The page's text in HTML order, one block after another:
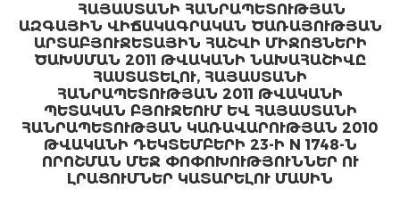
ՀԱՅԱՍՏԱՆԻ ՀԱՆՐԱՊԵՏՈՒԹՅԱՆ
ԱԶԳԱՅԻՆ ՎԻՃԱԿԱԳՐԱԿԱՆ ԾԱՌԱՅՈՒԹՅԱՆ
ԱՐՏԱԲՅՈՒՋԵՏԱՅԻՆ ՀԱՇՎԻ ՄԻՋՈՑՆԵՐԻ
ԾԱԽՍՄԱՆ 2011 ԹՎԱԿԱՆԻ ՆԱԽԱՀԱՇԻՎԸ
ՀԱՍՏԱՏԵԼՈՒ, ՀԱՅԱՍՏԱՆԻ
ՀԱՆՐԱՊԵՏՈՒԹՅԱՆ 2011 ԹՎԱԿԱՆԻ
ՊԵՏԱԿԱՆ ԲՅՈՒՋԵՈՒՄ ԵՎ ՀԱՅԱՍՏԱՆԻ
ՀԱՆՐԱՊԵՏՈՒԹՅԱՆ ԿԱՌԱՎԱՐՈՒԹՅԱՆ 2010
ԹՎԱԿԱՆԻ ԴԵԿՏԵՄԲԵՐԻ 23-Ի N 1748-Ն
ՈՐՈՇՄԱՆ ՄԵՋ ՓՈՓՈԽՈՒԹՅՈՒՆՆԵՐ ՈՒ
ԼՐԱՑՈՒՄՆԵՐ ԿԱՏԱՐԵԼՈՒ ՄԱՍԻՆ